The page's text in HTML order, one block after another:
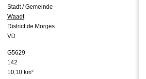
Stadt / Gemeinde
Waadt
District de Morges
VD
G5629
142
10,10 km²